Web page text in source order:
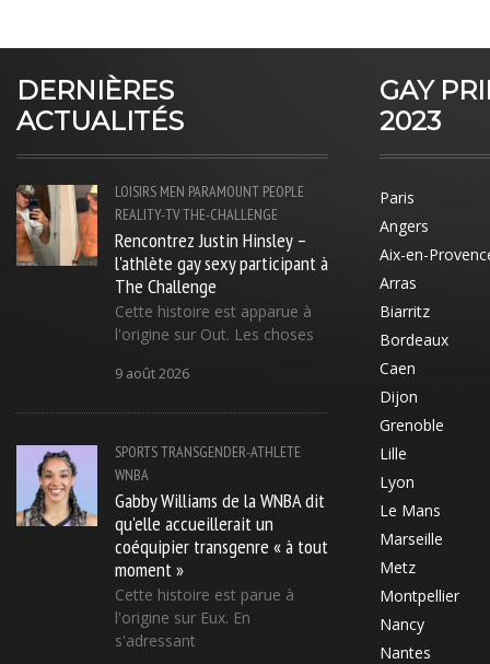
DERNIÈRES
ACTUALITÉS
LOISIRS MEN PARAMOUNT PEOPLE
REALITY-TVTHE-CHALLENGE
Rencontrez Justin Hinsley –
l'athlète gay sexy participant à
The Challenge
Cette histoire est apparue à
l'origine sur Out. Les choses
9 août 2026
SPORTSTRANSGENDER-ATHLETE
WNBA
Gabby Williams de la WNBA dit
qu'elle accueillerait un
coéquipier transgenre « à tout
moment »
Cette histoire est parue à
l'origine sur Eux. En
s'adressant
GAY
2023
Paris
Angers
Aix-en-
Arras
Biarritz
Bordeaux
Caen
Dijon
Grenoble
Lille
Lyon
Le Mans
Marseille
Metz
Montpellier
Nancy
Nantes